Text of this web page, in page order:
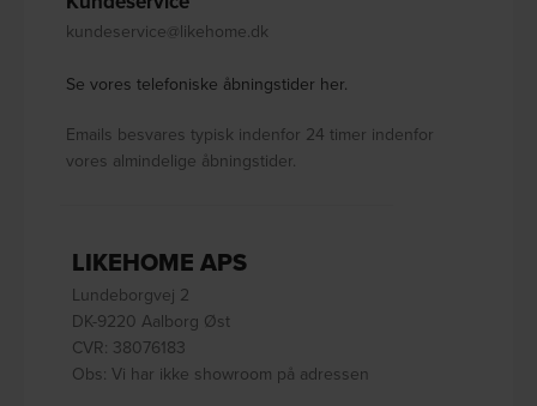
kundeservice@likehome.dk
Se vores telefoniske åbningstider her.
Emails besvares typisk indenfor 24 timer indenfor
vores almindelige åbningstider.
LIKEHOME APS
Lundeborgvej 2
DK-9220 Aalborg Øst
CVR: 38076183
Obs: Vi har ikke showroom på adressen